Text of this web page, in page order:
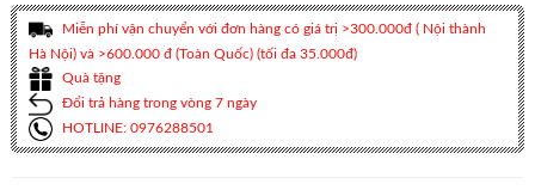
Miễn phí vận chuyển với đơn hàng có giá trị >300.000đ ( Nội thành
Hà Nội) và >600.000 đ (Toàn Quốc) (tối đa 35.000đ)
Quà tặng
Đổi trả hàng trong vòng 7 ngày
HOTLINE: 0976288501